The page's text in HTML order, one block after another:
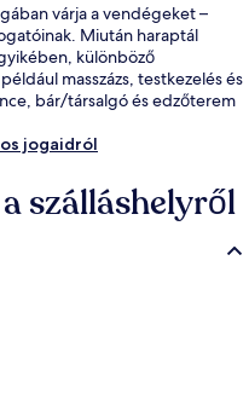
várja a vendégeket –
Miután haraptál
különböző
masszázs, testkezelés és
bár/társalgó és edzőterem
jogaidról
szálláshelyről